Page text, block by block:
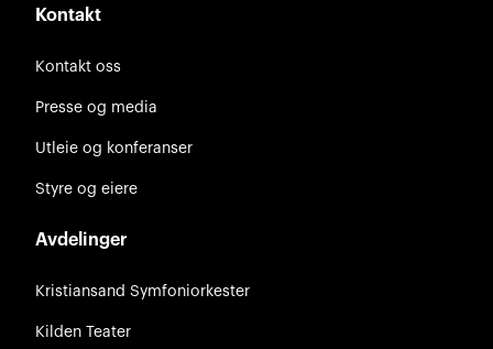
Kontakt
Kontakt oss
Presse og media
Utleie og konferanser
Styre og eiere
Avdelinger
Kristiansand Symfoniorkester
Kilden Teater